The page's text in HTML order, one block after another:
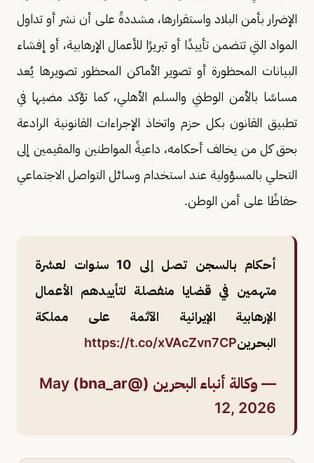
الإضرار بأمن البلاد واستقرارها، مشددةً على أن نشر أو تداول
المواد التي تتضمن تأييدًا أو تبريرًا للأعمال الإرهابية، أو إفشاء
البيانات المحظورة أو تصوير الأماكن المحظور تصويرها يُعد
مساسًا بالأمن الوطني والسلم الأهلي، كما تؤكد مضيها في
تطبيق القانون بكل حزم واتخاذ الإجراءات القانونية الرادعة
بحق كل من يخالف أحكامه، داعيةً المواطنين والمقيمين إلى
التحلي بالمسؤولية عند استخدام وسائل التواصل الاجتماعي
حفاظًا على أمن الوطن.
أحكام بالسجن تصل إلى 10 سنوات لعشرة
متهمين في قضايا منفصلة لتأييدهم الأعمال
الإرهابية الإيرانية الآثمة على مملكة
البحرينhttps://t.co/xVAcZvn7CP
— وكالة أنباء البحرين (@bna_ar)
May
12, 2026